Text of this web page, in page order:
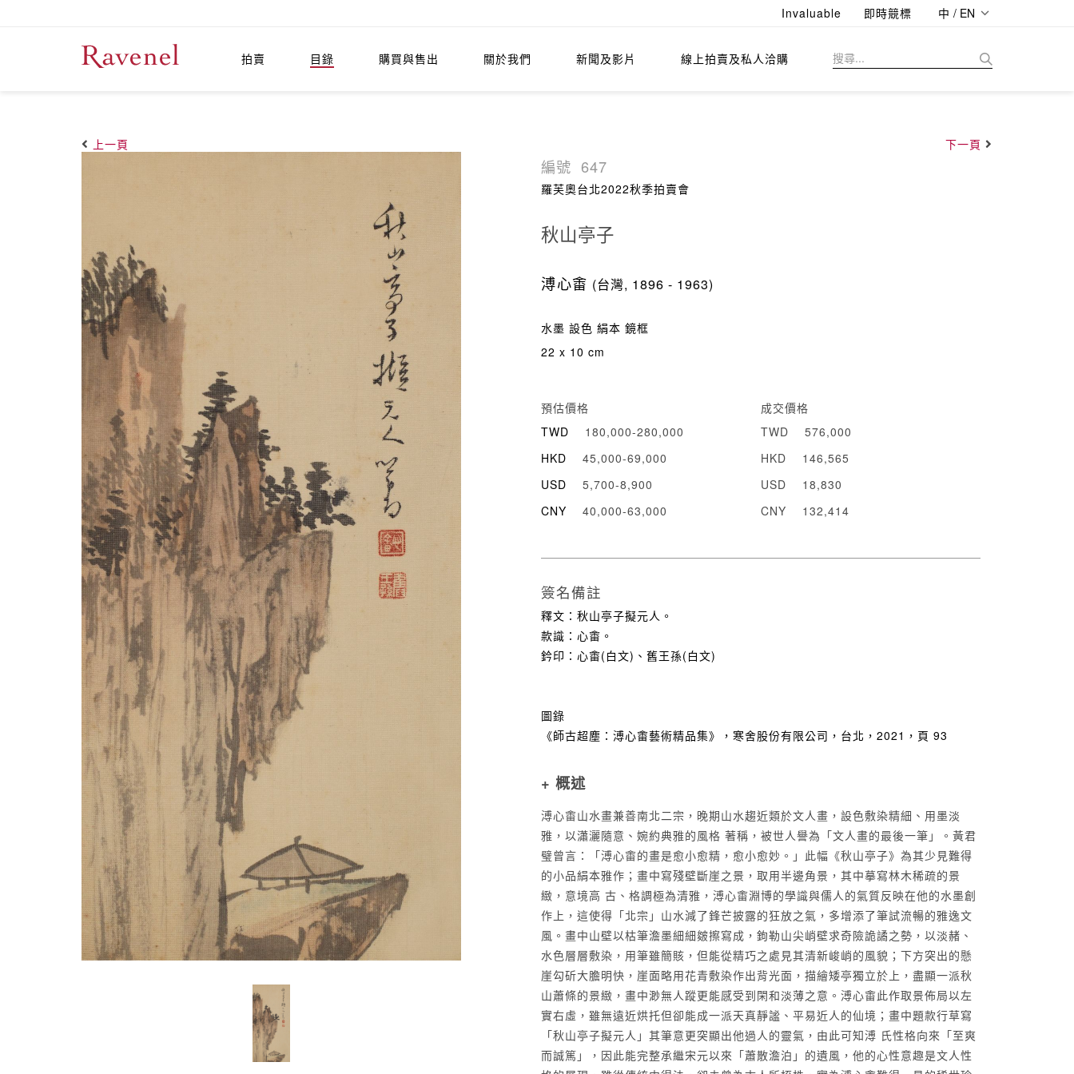
Invaluable 即時競標 中 / EN
拍賣 目錄 購買與售出 關於我們 新聞及影片 線上拍賣及私人洽購
上一頁 下一頁
編號 647
羅芙奧台北2022秋季拍賣會
秋山亭子
溥心畬 (台灣, 1896 - 1963)
水墨 設色 絹本 鏡框
22 x 10 cm
預估價格
TWD
180,000-280,000
HKD
45,000-69,000
USD
5,700-8,900
CNY
40,000-63,000
成交價格
TWD
576,000
HKD
146,565
USD
18,830
CNY
132,414
簽名備註
釋文：秋山亭子擬元人。
款識：心畬。
鈐印：心畬(白文)、舊王孫(白文)
圖錄
《師古超塵：溥心畬藝術精品集》，寒舍股份有限公司，台北，2021，頁 93
+ 概述
溥心畬山水畫兼善南北二宗，晚期山水趨近類於文人畫，設色敷染精細、用墨淡
雅，以瀟灑隨意、婉約典雅的風格 著稱，被世人譽為「文人畫的最後一筆」。黃君
璧曾言：「溥心畬的畫是愈小愈精，愈小愈妙。」此幅《秋山亭子》為其少見難得
的小品絹本雅作；畫中寫殘壁斷崖之景，取用半邊角景，其中摹寫林木稀疏的景
緻，意境高 古、格調極為清雅，溥心畬淵博的學識與儒人的氣質反映在他的水墨創
作上，這使得「北宗」山水減了鋒芒披露的狂放之氣，多增添了筆試流暢的雅逸文
風。畫中山壁以枯筆澹墨細細皴擦寫成，鉤勒山尖峭壁求奇險詭譎之勢，以淡赭、
水色層層敷染，用筆雖簡賅，但能從精巧之處見其清新峻峭的風貌；下方突出的懸
崖勾斫大膽明快，崖面略用花青敷染作出背光面，描繪矮亭獨立於上，盡顯一派秋
山蕭條的景緻，畫中渺無人蹤更能感受到閑和淡薄之意。溥心畬此作取景佈局以左
實右虛，雖無遠近烘托但卻能成一派天真靜謐、平易近人的仙境；畫中題款行草寫
「秋山亭子擬元人」其筆意更突顯出他過人的靈氣，由此可知溥 氏性格向來「至爽
而誠篤」，因此能完整承繼宋元以來「蕭散澹泊」的遺風，他的心性意趣是文人性